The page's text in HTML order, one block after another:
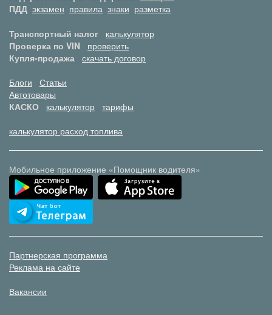
ПДД экзамен правила знаки разметка
Транспортный налог
калькулятор
Проверка по VIN
проверить
Купля-продажа скачать договор
Блоги
Статьи
Автотовары
КАСКО
калькулятор тарифы
калькулятор расход топлива
Мобильное приложение «Помощник водителя»
Партнерская программа
Реклама на сайте
Вакансии